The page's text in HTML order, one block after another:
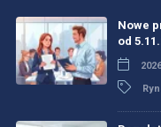
Nowe
od